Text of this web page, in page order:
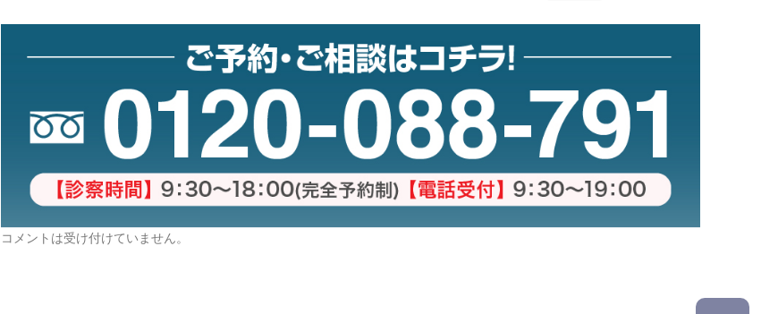
コメントは受け付けていません。